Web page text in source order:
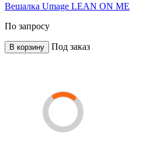
Вешалка Umage LEAN ON ME
По запросу
В корзину Под заказ